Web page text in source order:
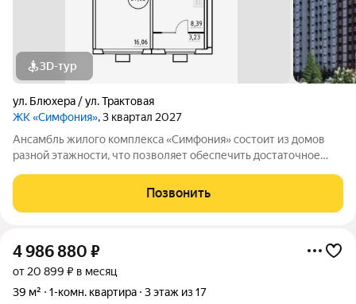
3D-тур
ул. Блюхера / ул. Трактовая
ЖК «Симфония», 3 квартал 2027
Ансамбль жилого комплекса «Симфония» состоит из домов
разной этажности, что позволяет обеспечить достаточное
времени и предлагаем квартиры с уже готовой базовой
отделкой. Заезжайте и живите! ЖК
Позвонить
4 986 880 ₽
от 20 899 ₽ в месяц
39 м²
1-комн. квартира 3 этаж из 17